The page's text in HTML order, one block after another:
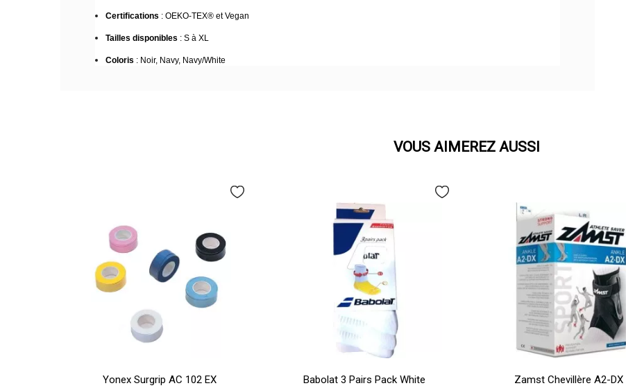
Certifications : OEKO-TEX® et Vegan
Tailles disponibles : S à XL
Coloris : Noir, Navy, Navy/White
VOUS AIMEREZ AUSSI
Yonex Surgrip AC 102 EX Babolat 3 Pairs Pack White Zamst Chevillère A2-DX